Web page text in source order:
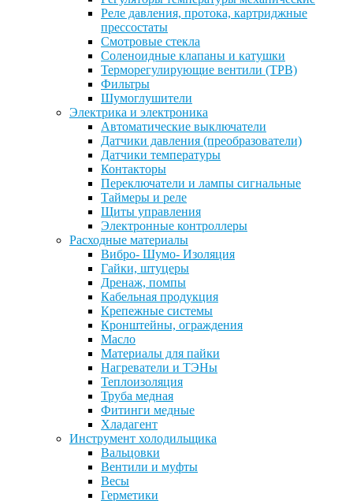
Реле давления, протока, картриджные
прессостаты
Смотровые стекла
Соленоидные клапаны и катушки
Терморегулирующие вентили (ТРВ)
Фильтры
Шумоглушители
Электрика и электроника
Автоматические выключатели
Датчики давления (преобразователи)
Датчики температуры
Контакторы
Переключатели и лампы сигнальные
Таймеры и реле
Щиты управления
Электронные контроллеры
Расходные материалы
Вибро- Шумо- Изоляция
Гайки, штуцеры
Дренаж, помпы
Кабельная продукция
Крепежные системы
Кронштейны, ограждения
Масло
Материалы для пайки
Нагреватели и ТЭНы
Теплоизоляция
Труба медная
Фитинги медные
Хладагент
Инструмент холодильщика
Вальцовки
Вентили и муфты
Весы
Герметики